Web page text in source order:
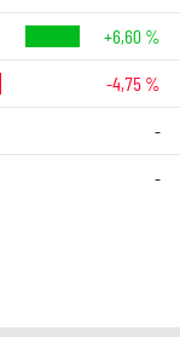
+6,60 %
-4,75 %
-
-